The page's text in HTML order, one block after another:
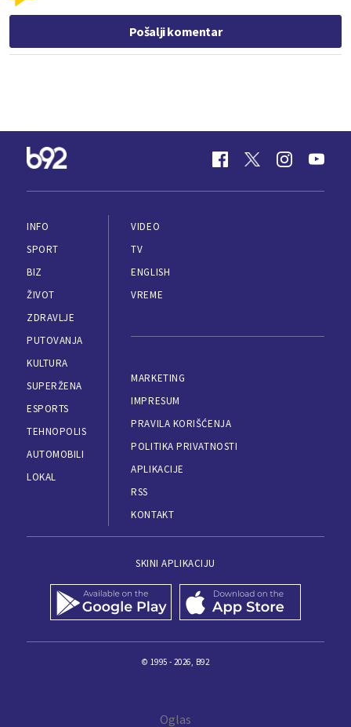
Pošalji komentar
INFO
SPORT
BIZ
ŽIVOT
ZDRAVLJE
PUTOVANJA
KULTURA
SUPERŽENA
ESPORTS
TEHNOPOLIS
AUTOMOBILI
LOKAL
VIDEO
TV
ENGLISH
VREME
MARKETING
IMPRESUM
PRAVILA KORIŠĆENJA
POLITIKA PRIVATNOSTI
APLIKACIJE
RSS
KONTAKT
SKINI APLIKACIJU
© 1995 - 2026, B92